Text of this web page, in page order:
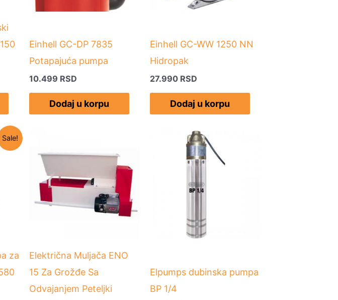
Einhell GC-DP 7835
Potapajuća pumpa
10.499 RSD
Dodaj u korpu
Einhell GC-WW 1250 NN
Hidropak
27.990 RSD
Dodaj u korpu
Sale!
za
Električna Muljača ENO
15 Za Grožđe Sa
Odvajanjem Peteljki
Elpumps dubinska pumpa
BP 1/4